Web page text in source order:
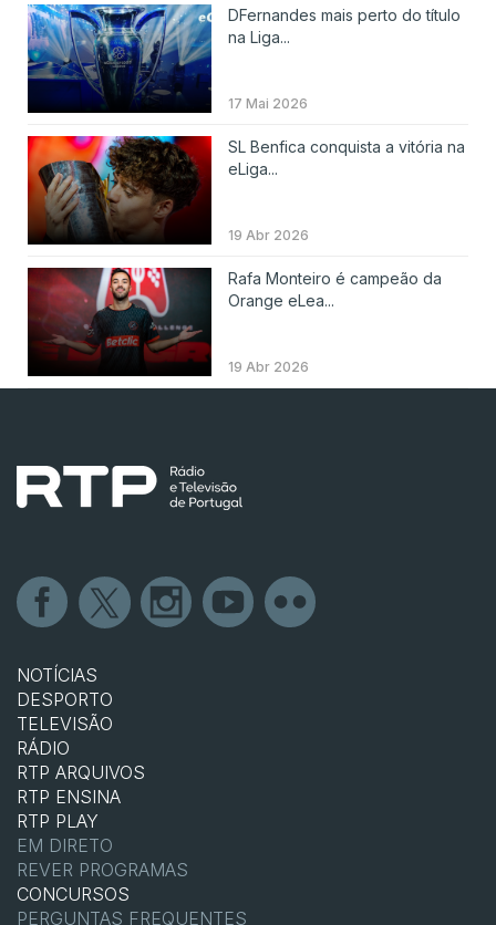
DFernandes mais perto do título
na Liga...
17 Mai 2026
SL Benfica conquista a vitória na
eLiga...
19 Abr 2026
Rafa Monteiro é campeão da
Orange eLea...
19 Abr 2026
NOTÍCIAS
DESPORTO
TELEVISÃO
RÁDIO
RTP ARQUIVOS
RTP ENSINA
RTP PLAY
EM DIRETO
REVER PROGRAMAS
CONCURSOS
PERGUNTAS FREQUENTES